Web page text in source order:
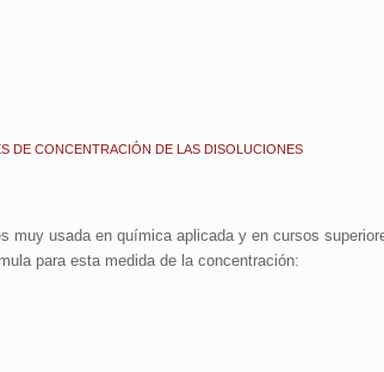
DE CONCENTRACIÓN DE LAS DISOLUCIONES
muy usada en química aplicada y en cursos
para esta medida de la concentración: